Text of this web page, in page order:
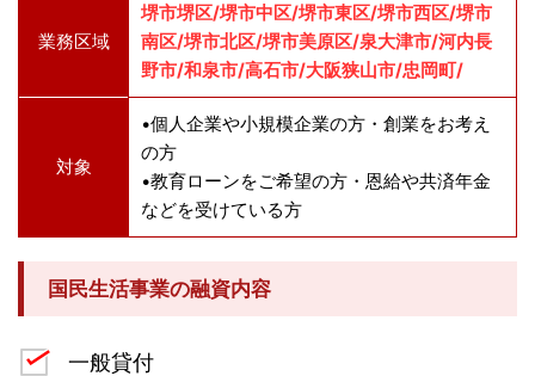
業務区域
堺市堺区/堺市中区/堺市東区/堺市西区/堺市
南区/堺市北区/堺市美原区/泉大津市/河内長
野市/和泉市/高石市/大阪狭山市/忠岡町/
対象
•個人企業や小規模企業の方・創業をお考え
の方
•教育ローンをご希望の方・恩給や共済年金
などを受けている方
国民生活事業の融資内容
一般貸付